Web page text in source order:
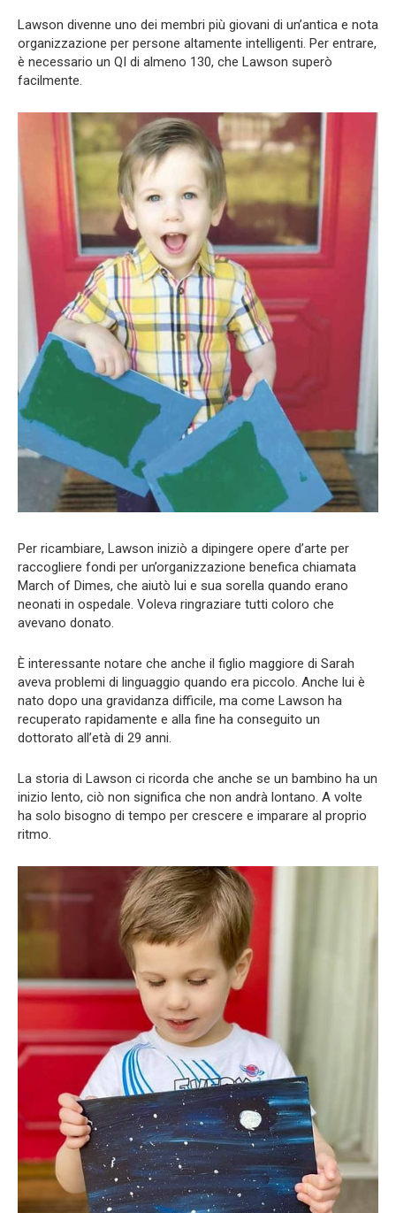
Lawson divenne uno dei membri più giovani di un’antica e nota
organizzazione per persone altamente intelligenti. Per entrare,
è necessario un QI di almeno 130, che Lawson superò
facilmente.
Per ricambiare, Lawson iniziò a dipingere opere d’arte per
raccogliere fondi per un’organizzazione benefica chiamata
March of Dimes, che aiutò lui e sua sorella quando erano
neonati in ospedale. Voleva ringraziare tutti coloro che
avevano donato.
È interessante notare che anche il figlio maggiore di Sarah
aveva problemi di linguaggio quando era piccolo. Anche lui è
nato dopo una gravidanza difficile, ma come Lawson ha
recuperato rapidamente e alla fine ha conseguito un
dottorato all’età di 29 anni.
La storia di Lawson ci ricorda che anche se un bambino ha un
inizio lento, ciò non significa che non andrà lontano. A volte
ha solo bisogno di tempo per crescere e imparare al proprio
ritmo.